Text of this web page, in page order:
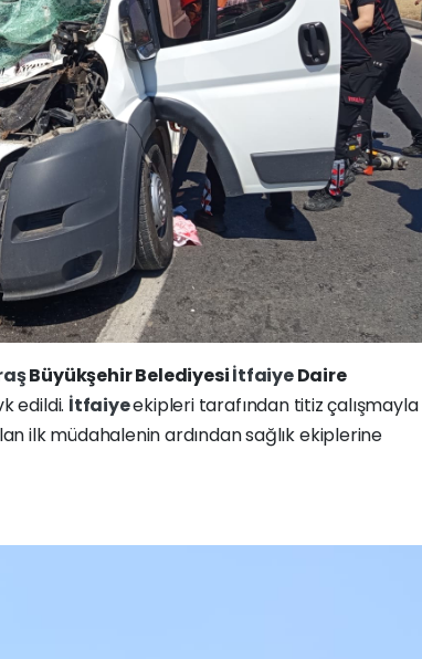
Büyükşehir BelediyesiİtfaiyeDaire
edildi. İtfaiyeekipleri tarafından titiz çalışmayla
ilk müdahalenin ardından sağlık ekiplerine